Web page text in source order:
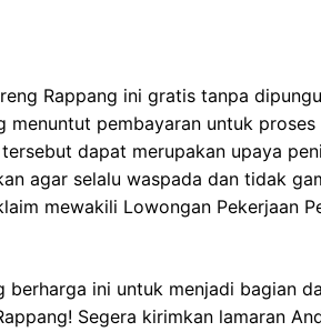
Rappang ini gratis tanpa
menuntut pembayaran untuk proses
dapat merupakan upaya
agar selalu waspada dan tidak
mewakili Lowongan Pekerjaan
berharga ini untuk menjadi bagian
Segera kirimkan lamaran